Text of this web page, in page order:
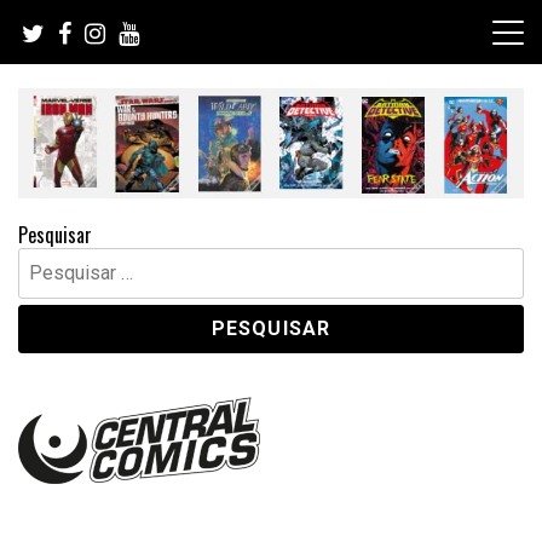
content
Pesquisar
Pesquisar
por: